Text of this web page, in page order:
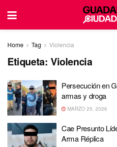
Home Tag Violencia
Etiqueta: Violencia
Persecución en
armas y droga
MARZO 25, 2026
Cae Presunto
Arma Réplica